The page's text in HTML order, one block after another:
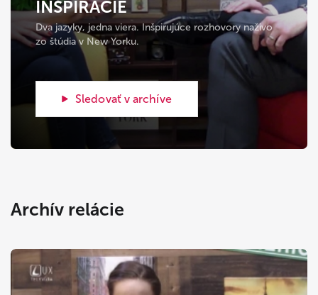
INŠPIRÁCIE
Dva jazyky, jedna viera. Inšpirujúce rozhovory naživo
zo štúdia v New Yorku.
Sledovať v archíve
Archív relácie